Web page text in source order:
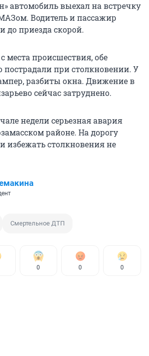
автомобиль выехал на встречку
Водитель и пассажир
до приезда скорой.
места происшествия, обе
при столкновении. У
разбиты окна. Движение в
сейчас затруднено.
недели серьезная авария
районе. На дорогу
избежать столкновения не
Смертельное ДТП
0 0 0